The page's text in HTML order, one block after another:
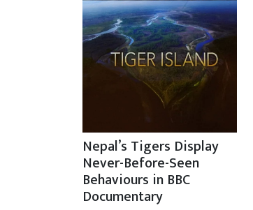
Nepal’s Tigers Display
Never-Before-Seen
Behaviours in BBC
Documentary